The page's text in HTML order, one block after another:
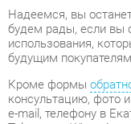
Telegram и WhatsApp.
Стулья для кухни
нашем шоу-руме и
центрального склада
адресов и магазинов